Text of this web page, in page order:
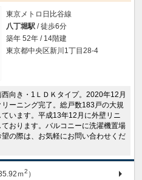
東京メトロ日比谷線
八丁堀駅 / 徒歩6分
築年 52年 / 14階建
東京都中央区新川1丁目28-4
向き・1ＬＤＫタイプ。2020年12月
ーニング完了。総戸数183戸の大規
います。平成13年12月に外壁リニ
おります。バルコニーに洗濯機置場
の際は、お気軽にお問い合わせくだ
ｍ2 ）